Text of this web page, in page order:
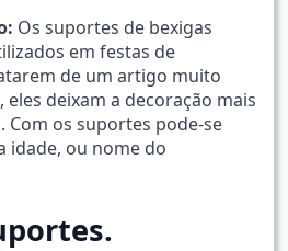
Os suportes de bexigas
em festas de
de um artigo muito
deixam a decoração mais
Com os suportes pode-se
idade, ou nome do